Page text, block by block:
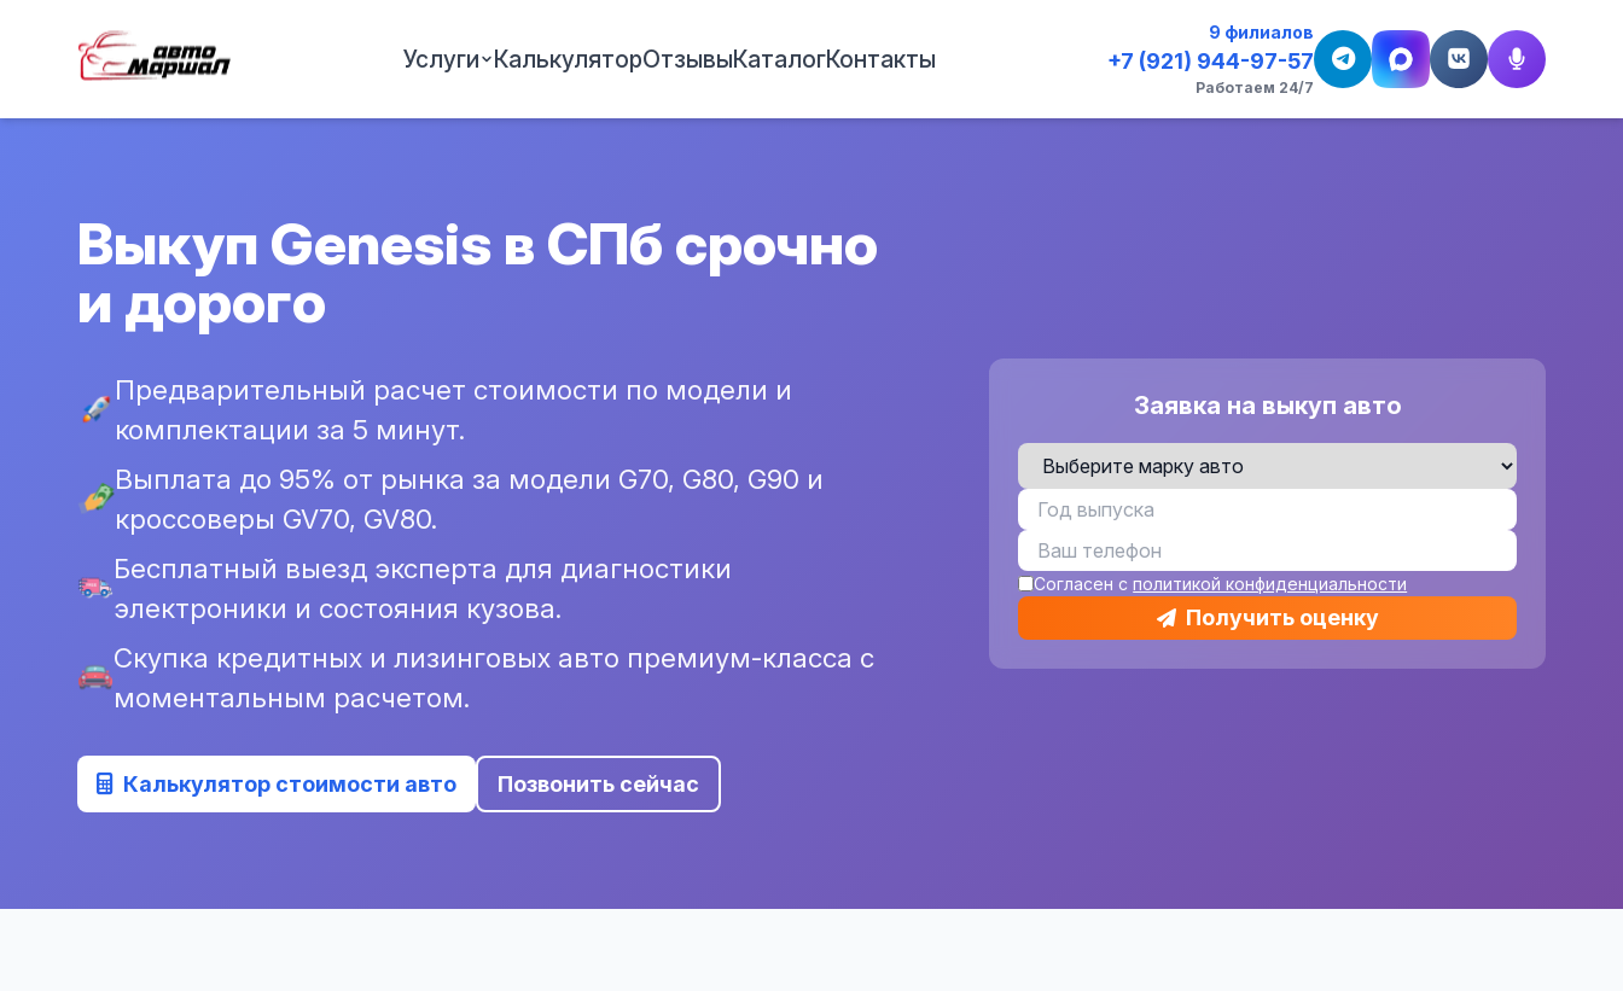
Услуги КалькуляторОтзывыКаталогКонтакты
9 филиалов
+7 (921) 944-97-57
Работаем 24/7
Выкуп Genesis в СПб срочно
и дорого
Предварительный расчет стоимости по модели и
комплектации за 5 минут.
Выплата до 95% от рынка за модели G70, G80, G90 и
кроссоверы GV70, GV80.
Бесплатный выезд эксперта для диагностики
электроники и состояния кузова.
Скупка кредитных и лизинговых авто премиум-класса с
моментальным расчетом.
Калькулятор стоимости авто Позвонить сейчас
Заявка на выкуп авто
Согласен сполитикой конфиденциальности
Получить оценку